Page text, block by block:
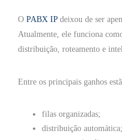
O PABX IPdeixou de ser
Atualmente, ele funciona
distribuição, roteamento e
Entre os principais ganhos
filas organizadas;
distribuição automática;